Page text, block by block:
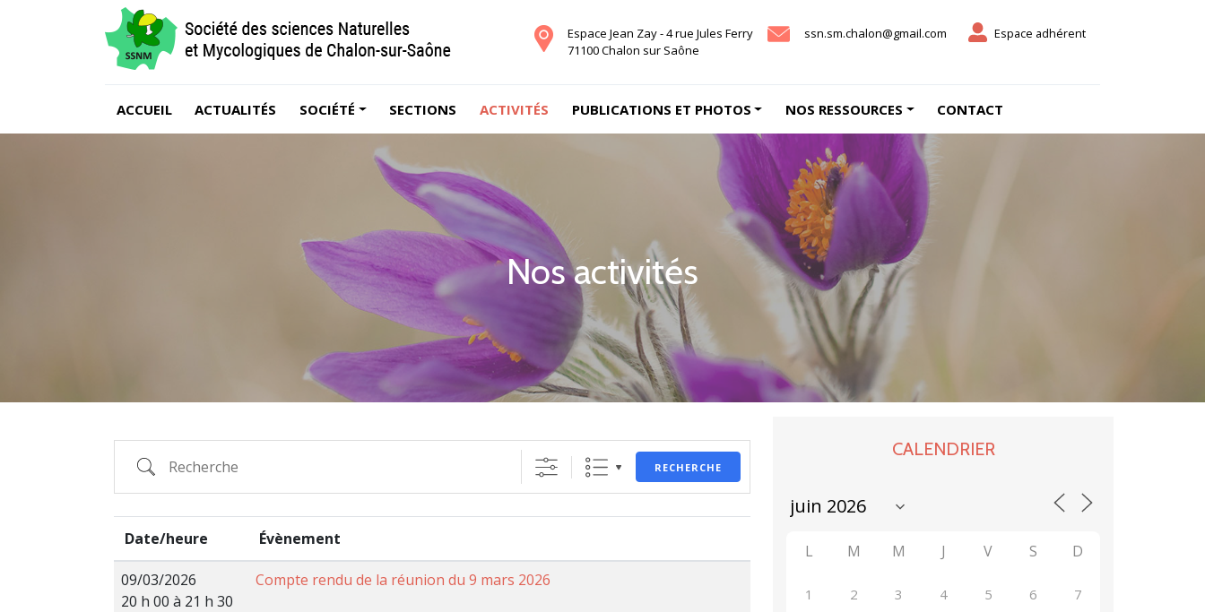
Espace Jean Zay - 4 rue Jules Ferry
71100 Chalon sur Saône
ssn.sm.chalon@gmail.com Espace adhérent
ACCUEIL ACTUALITÉS SOCIÉTÉ SECTIONS ACTIVITÉS PUBLICATIONS ET PHOTOS NOS RESSOURCES CONTACT
Nos activités
RECHERCHE
Date/heure Évènement
09/03/2026
20 h 00 à 21 h 30
Compte rendu de la réunion du 9 mars 2026
CALENDRIER
L M M J V S D
1 2 3 4 5 6 7